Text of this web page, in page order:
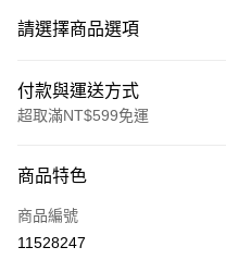
請選擇商品選項
付款與運送方式
超取滿NT$599免運
信用卡一次付款
信用卡分期付款
商品特色
商品編號
11528247